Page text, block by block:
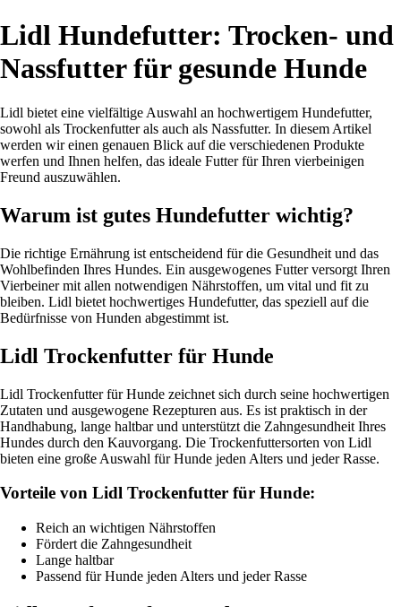
Lidl Hundefutter: Trocken- und
Nassfutter für gesunde Hunde
Lidl bietet eine vielfältige Auswahl an hochwertigem Hundefutter,
sowohl als Trockenfutter als auch als Nassfutter. In diesem Artikel
werden wir einen genauen Blick auf die verschiedenen Produkte
werfen und Ihnen helfen, das ideale Futter für Ihren vierbeinigen
Freund auszuwählen.
Warum ist gutes Hundefutter wichtig?
Die richtige Ernährung ist entscheidend für die Gesundheit und das
Wohlbefinden Ihres Hundes. Ein ausgewogenes Futter versorgt Ihren
Vierbeiner mit allen notwendigen Nährstoffen, um vital und fit zu
bleiben. Lidl bietet hochwertiges Hundefutter, das speziell auf die
Bedürfnisse von Hunden abgestimmt ist.
Lidl Trockenfutter für Hunde
Lidl Trockenfutter für Hunde zeichnet sich durch seine hochwertigen
Zutaten und ausgewogene Rezepturen aus. Es ist praktisch in der
Handhabung, lange haltbar und unterstützt die Zahngesundheit Ihres
Hundes durch den Kauvorgang. Die Trockenfuttersorten von Lidl
bieten eine große Auswahl für Hunde jeden Alters und jeder Rasse.
Vorteile von Lidl Trockenfutter für Hunde:
Reich an wichtigen Nährstoffen
Fördert die Zahngesundheit
Lange haltbar
Passend für Hunde jeden Alters und jeder Rasse